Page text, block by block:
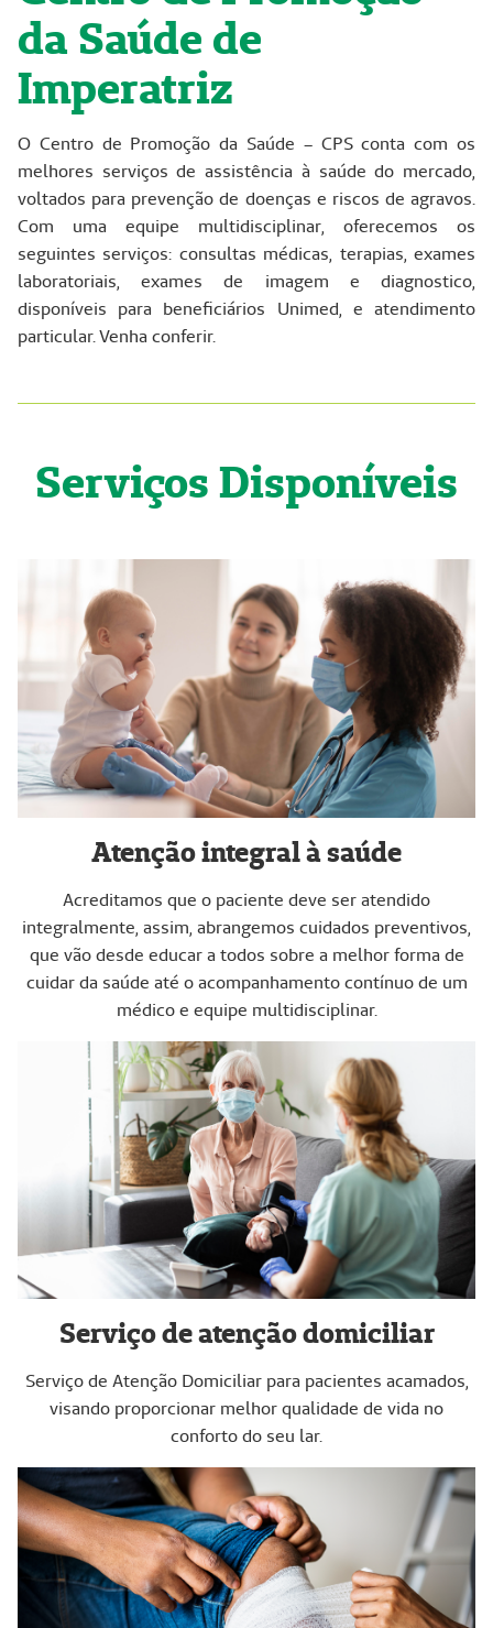
da Saúde de
Imperatriz
O Centro de Promoção da Saúde – CPS conta com os
melhores serviços de assistência à saúde do mercado,
voltados para prevenção de doenças e riscos de agravos.
Com uma equipe multidisciplinar, oferecemos os
seguintes serviços: consultas médicas, terapias, exames
laboratoriais, exames de imagem e diagnostico,
disponíveis para beneficiários Unimed, e atendimento
particular. Venha conferir.
Serviços Disponíveis
Atenção integral à saúde
Acreditamos que o paciente deve ser atendido
integralmente, assim, abrangemos cuidados preventivos,
que vão desde educar a todos sobre a melhor forma de
cuidar da saúde até o acompanhamento contínuo de um
médico e equipe multidisciplinar.
Serviço de atenção domiciliar
Serviço de Atenção Domiciliar para pacientes acamados,
visando proporcionar melhor qualidade de vida no
conforto do seu lar.